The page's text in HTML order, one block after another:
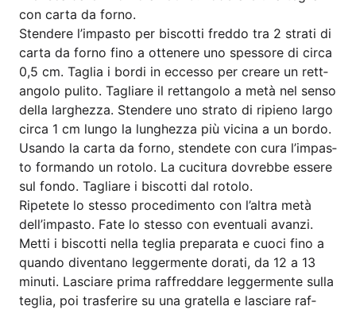
con car­ta da forno.
Sten­de­re l’im­pas­to per bis­cot­ti fred­do tra 2 stra­ti di
car­ta da for­no fino a otte­ne­re uno spes­so­re di cir­ca
0,5 cm. Taglia i bordi in ecces­so per crea­re un rett­
an­go­lo puli­to. Taglia­re il rett­an­go­lo a metà nel sen­so
del­la lar­g­hez­za. Sten­de­re uno stra­to di ripi­eno lar­go
cir­ca 1 cm lungo la lung­hez­za più vici­na a un bordo.
Usan­do la car­ta da for­no, sten­dete con cura l’im­pas­
to for­man­do un roto­lo. La cuci­tu­ra dov­reb­be esse­re
sul fon­do. Taglia­re i bis­cot­ti dal rotolo.
Ripe­te­te lo stes­so pro­ce­di­men­to con l’altra metà
dell’impasto. Fate lo stes­so con even­tua­li avan­zi.
Metti i bis­cot­ti nella teglia pre­pa­ra­ta e cuo­ci fino a
quan­do diven­ta­no leg­ger­men­te dora­ti, da 12 a 13
minu­ti. Lascia­re pri­ma raf­fred­da­re leg­ger­men­te sul­la
teglia, poi tras­fer­i­re su una gratel­la e lascia­re raf­